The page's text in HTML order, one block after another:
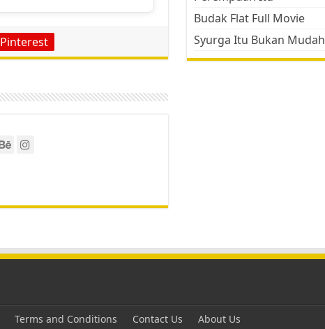
Pinterest
Budak Flat Full Movie
Syurga Itu Bukan Mudah
Terms and Conditions Contact Us About Us